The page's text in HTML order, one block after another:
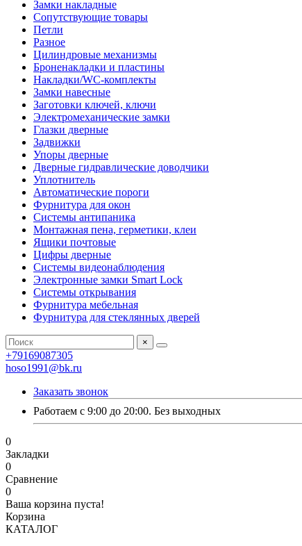
Замки накладные
Сопутствующие товары
Петли
Разное
Цилиндровые механизмы
Броненакладки и пластины
Накладки/WC-комплекты
Замки навесные
Заготовки ключей, ключи
Электромеханические замки
Глазки дверные
Задвижки
Упоры дверные
Дверные гидравлические доводчики
Уплотнитель
Автоматические пороги
Фурнитура для окон
Системы антипаника
Монтажная пена, герметики, клеи
Ящики почтовые
Цифры дверные
Системы видеонаблюдения
Электронные замки Smart Lock
Системы открывания
Фурнитура мебельная
Фурнитура для стеклянных дверей
×
+79169087305
hoso1991@bk.ru
Заказать звонок
Работаем с 9:00 до 20:00. Без выходных
0
Закладки
0
Сравнение
0
Ваша корзина пуста!
Корзина
КАТАЛОГ